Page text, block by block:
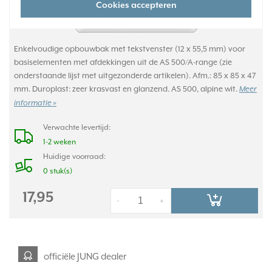
Cookies accepteren
Enkelvoudige opbouwbak met tekstvenster (12 x 55,5 mm) voor
basiselementen met afdekkingen uit de AS 500/A-range (zie
onderstaande lijst met uitgezonderde artikelen). Afm.: 85 x 85 x 47
mm. Duroplast: zeer krasvast en glanzend. AS 500, alpine wit. Meer
informatie »
Verwachte levertijd:
1-2 weken
Huidige voorraad:
0 stuk(s)
17,95 +
-
officiële JUNG dealer